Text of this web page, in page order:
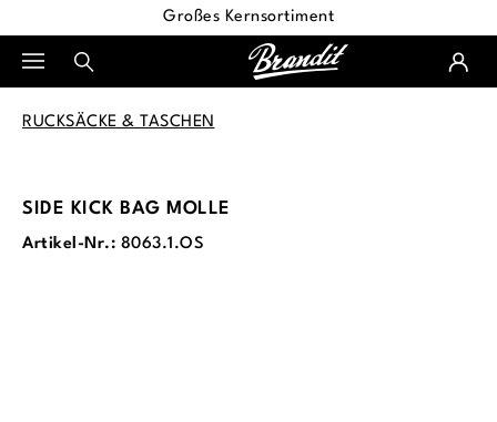
Großes Kernsortiment
RUCKSÄCKE & TASCHEN
SIDE KICK BAG MOLLE
Artikel-Nr.: 8063.1.OS